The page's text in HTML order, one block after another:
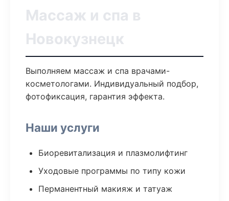
Массаж и спа в
Новокузнецк
Выполняем массаж и спа врачами-
косметологами. Индивидуальный подбор,
фотофиксация, гарантия эффекта.
Наши услуги
Биоревитализация и плазмолифтинг
Уходовые программы по типу кожи
Перманентный макияж и татуаж